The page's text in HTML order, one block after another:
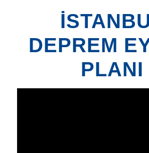
DEPREM
PLANI